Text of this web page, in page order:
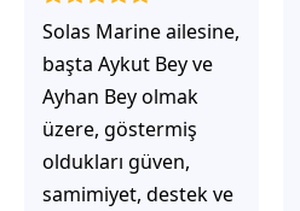
Solas Marine ailesine,
başta Aykut Bey ve
Ayhan Bey olmak
üzere, göstermiş
oldukları güven,
samimiyet, destek ve